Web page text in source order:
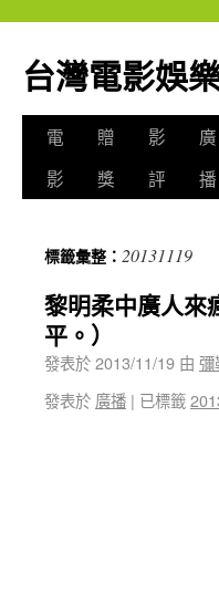
台灣電影娛
電
影
贈
獎
影
評
廣
播
標籤彙整： 20131119
黎明柔中廣人來
平。）
發表於2013/11/19 由 彌
發表於 廣播 | 已標籤